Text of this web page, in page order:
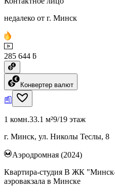
недалеко от г. Минск
285 644 ƃ
Конвертер валют
1 комн.33.1 м²9/19 этаж
г. Минск, ул. Николы Теслы, 8
Аэродромная (2024)
Квартира-студия В ЖК
аэровакзала в Минске